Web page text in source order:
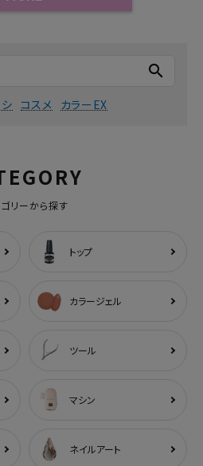
search
コスメ カラーEX
リーから探す
トップ
カラージェル
ツール
マシン
ネイルアート